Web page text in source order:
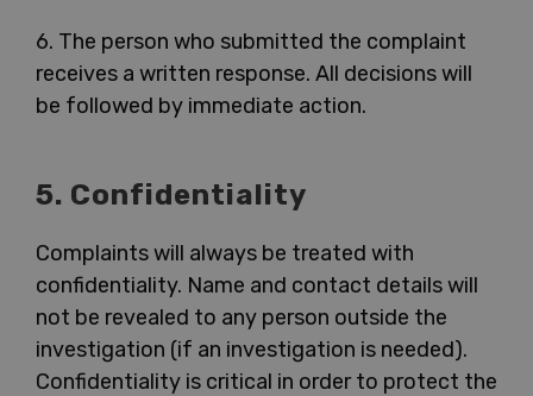
6. The person who submitted the complaint
receives a written response. All decisions will
be followed by immediate action.
5. Confidentiality
Complaints will always be treated with
confidentiality. Name and contact details will
not be revealed to any person outside the
investigation (if an investigation is needed).
Confidentiality is critical in order to protect the